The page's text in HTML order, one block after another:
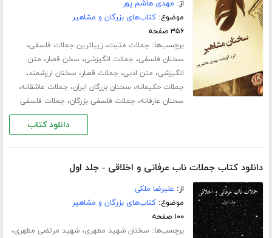
از: مهدی هاشم پور
موضوع:کتاب‌های بزرگان و مشاهیر
۳۵۶ صفحه
برچسب‌ها: جملات مثبت، زیباترین جملات فلسفی،
سخنان فلسفی، جملات انگیزشی، سخن قصار، متن
انگیزشی، متن ادبی، جملات قصار، سخنان ارزشمند،
جملات حکیمانه، سخنان بزرگان ایران، جملات عاشقانه،
سخنان عارفانه، جملات فلسفی بزرگان، جملات فلسفی
دانلود کتاب
دانلود کتاب جملات ناب عرفانی و اخلاقی - جلد اول
از: علیرضا ملکی
موضوع:کتاب‌های بزرگان و مشاهیر
۱۰۰ صفحه
برچسب‌ها: سخنان شهید مطهری،شهید مرتضی مطهری،